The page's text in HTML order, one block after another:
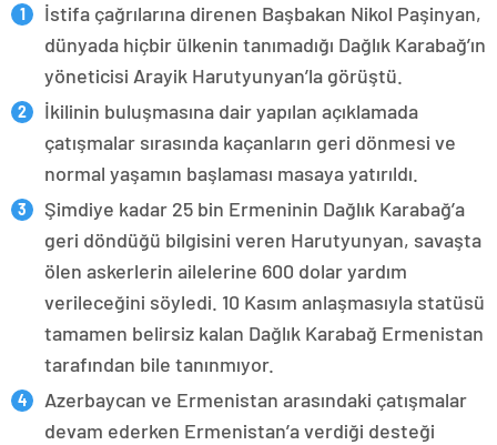
İstifa çağrılarına direnen Başbakan Nikol Paşinyan,
dünyada hiçbir ülkenin tanımadığı Dağlık Karabağ’ın
yöneticisi Arayik Harutyunyan’la görüştü.
İkilinin buluşmasına dair yapılan açıklamada
çatışmalar sırasında kaçanların geri dönmesi ve
normal yaşamın başlaması masaya yatırıldı.
Şimdiye kadar 25 bin Ermeninin Dağlık Karabağ’a
geri döndüğü bilgisini veren Harutyunyan, savaşta
ölen askerlerin ailelerine 600 dolar yardım
verileceğini söyledi. 10 Kasım anlaşmasıyla statüsü
tamamen belirsiz kalan Dağlık Karabağ Ermenistan
tarafından bile tanınmıyor.
Azerbaycan ve Ermenistan arasındaki çatışmalar
devam ederken Ermenistan’a verdiği desteği